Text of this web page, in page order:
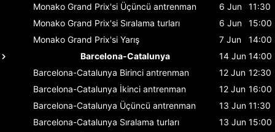
Monako Grand Prix'si Üçüncü antrenman 6 Jun
11:30
Monako Grand Prix'si Sıralama turları 6 Jun
15:00
Monako Grand Prix'si Yarış 7 Jun
14:00
Barcelona-Catalunya
14 Jun 14:00
Barcelona-Catalunya Birinci antrenman 12 Jun 12:30
Barcelona-Catalunya İkinci antrenman 12 Jun 16:00
Barcelona-Catalunya Üçüncü antrenman 13 Jun 11:30
Barcelona-Catalunya Sıralama turları 13 Jun 15:00